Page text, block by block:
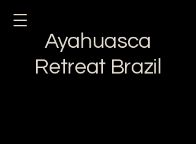
Ayahuasca
Retreat Brazil